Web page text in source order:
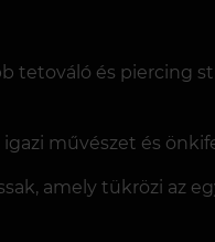
tetováló és piercing
művészet és
amely tükrözi az